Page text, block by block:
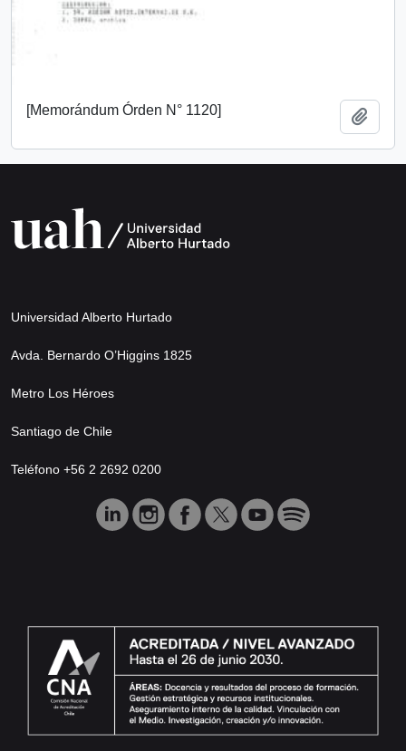
[Memorándum Órden N° 1120]
Universidad Alberto Hurtado
Avda. Bernardo O’Higgins 1825
Metro Los Héroes
Santiago de Chile
Teléfono +56 2 2692 0200